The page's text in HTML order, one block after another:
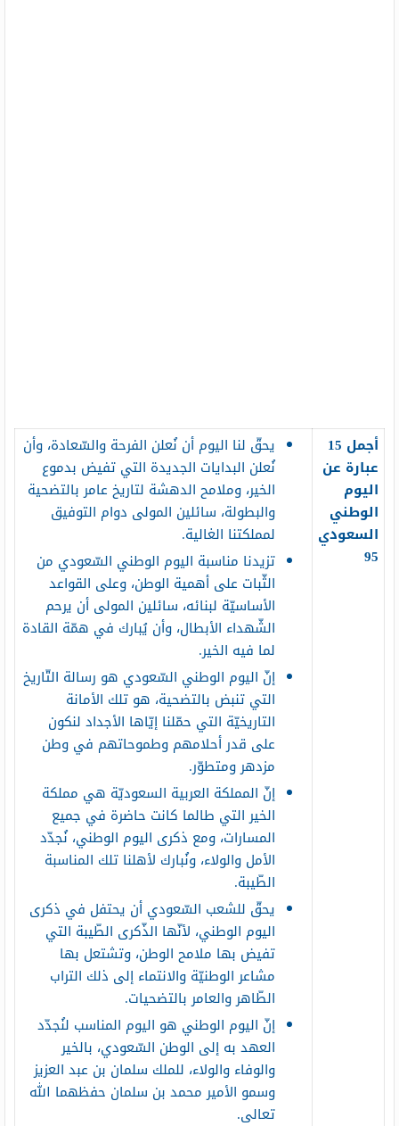
أجمل 15
عبارة عن
اليوم
الوطني
السعودي
95
يحقّ لنا اليوم أن نُعلن الفرحة والسّعادة، وأن
نُعلن البدايات الجديدة التي تفيض بدموع
الخير، وملامح الدهشة لتاريخ عامر بالتضحية
والبطولة، سائلين المولى دوام التوفيق
لمملكتنا الغالية.
تزيدنا مناسبة اليوم الوطني السّعودي من
الثّبات على أهمية الوطن، وعلى القواعد
الأساسيّة لبنائه، سائلين المولى أن يرحم
الشّهداء الأبطال، وأن يُبارك في همّة القادة
لما فيه الخير.
إنّ اليوم الوطني السّعودي هو رسالة التّاريخ
التي تنبض بالتضحية، هو تلك الأمانة
التاريخيّة التي حمّلنا إيّاها الأجداد لنكون
على قدر أحلامهم وطموحاتهم في وطن
مزدهر ومتطوّر.
إنّ المملكة العربية السعوديّة هي مملكة
الخير التي طالما كانت حاضرة في جميع
المسارات، ومع ذكرى اليوم الوطني، نُجدّد
الأمل والولاء، ونُبارك لأهلنا تلك المناسبة
الطّيبة.
يحقّ للشعب السّعودي أن يحتفل في ذكرى
اليوم الوطني، لأنّها الذّكرى الطّيبة التي
تفيض بها ملامح الوطن، وتشتعل بها
مشاعر الوطنيّة والانتماء إلى ذلك التراب
الطّاهر والعامر بالتضحيات.
إنّ اليوم الوطني هو اليوم المناسب لنُجدّد
العهد به إلى الوطن السّعودي، بالخير
والوفاء والولاء، للملك سلمان بن عبد العزيز
وسمو الأمير محمد بن سلمان حفظهما الله
تعالى.